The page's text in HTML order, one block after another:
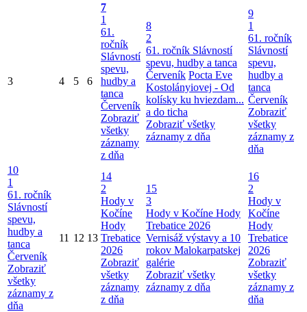
3 4 5 6
7
1
61.
ročník
Slávností
spevu,
hudby a
tanca
Červeník
Zobraziť
všetky
záznamy
z dňa
8
2
61. ročník Slávností
spevu, hudby a tanca
Červeník Pocta Eve
Kostolányiovej - Od
kolísky ku hviezdam...
a do ticha
Zobraziť všetky
záznamy z dňa
9
1
61. ročník
Slávností
spevu,
hudby a
tanca
Červeník
Zobraziť
všetky
záznamy z
dňa
10
1
61. ročník
Slávností
spevu,
hudby a
tanca
Červeník
Zobraziť
všetky
záznamy z
dňa
11 12 13
14
2
Hody v
Kočíne
Hody
Trebatice
2026
Zobraziť
všetky
záznamy
z dňa
15
3
Hody v Kočíne Hody
Trebatice 2026
Vernisáž výstavy a 10
rokov Malokarpatskej
galérie
Zobraziť všetky
záznamy z dňa
16
2
Hody v
Kočíne
Hody
Trebatice
2026
Zobraziť
všetky
záznamy z
dňa